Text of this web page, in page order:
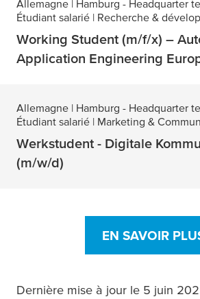
Allemagne | Hamburg - Headquarter
Étudiant salarié | Recherche &
Working Student (m/f/x) –
Application Engineering
Allemagne | Hamburg - Headquarter
Étudiant salarié | Marketing &
Werkstudent - Digitale
(m/w/d)
EN SAVOIR
Dernière mise à jour le 5 juin